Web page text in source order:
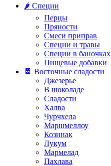
🌶️ Специи
Перцы
Пряности
Смеси приправ
Специи и травы
Специи в баночках
Пищевые добавки
🍫 Восточные сладости
Джезерье
В шоколаде
Сладости
Халва
Чурчхела
Маршмеллоу
Козинак
Лукум
Мармелад
Пахлава